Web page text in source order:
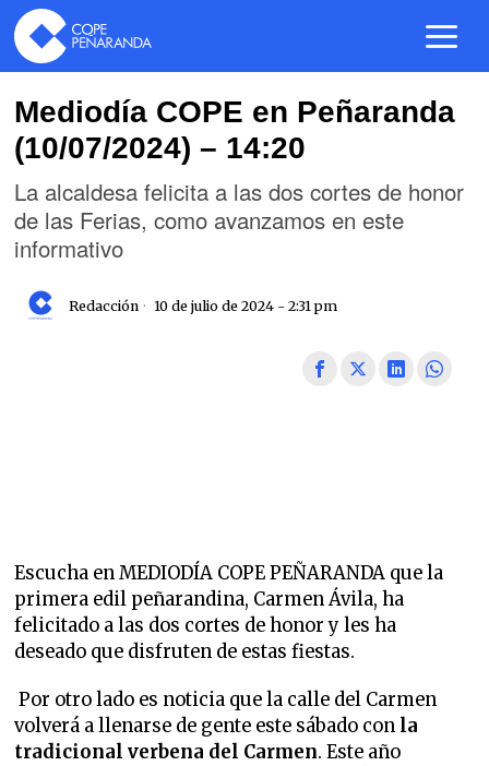
Mediodía COPE en Peñaranda
(10/07/2024) – 14:20
La alcaldesa felicita a las dos cortes de honor
de las Ferias, como avanzamos en este
informativo
Redacción 10 de julio de 2024 - 2:31 pm
Escucha en MEDIODÍA COPE PEÑARANDA que la
primera edil peñarandina, Carmen Ávila, ha
felicitado a las dos cortes de honor y les ha
deseado que disfruten de estas fiestas.
Por otro lado es noticia que la calle del Carmen
volverá a llenarse de gente este sábado con la
tradicional verbena del Carmen. Este año